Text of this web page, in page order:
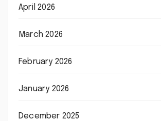
April 2026
March 2026
February 2026
January 2026
December 2025